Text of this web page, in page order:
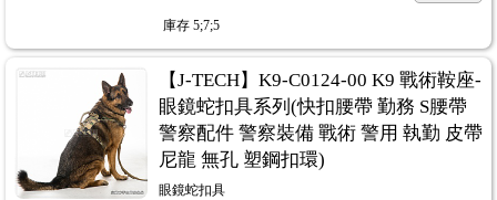
庫存 5;7;5
【J-TECH】K9-C0124-00 K9 戰術鞍座-
眼鏡蛇扣具系列(快扣腰帶 勤務 S腰帶
警察配件 警察裝備 戰術 警用 執勤 皮帶
尼龍 無孔 塑鋼扣環)
眼鏡蛇扣具